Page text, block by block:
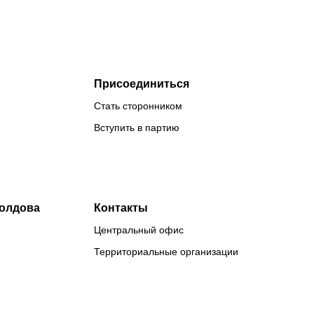
Присоединиться
Стать сторонником
Вступить в партию
Контакты
Центральный офис
Территориальные организации